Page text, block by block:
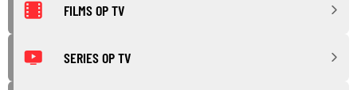
FILMS OP TV
SERIES OP TV